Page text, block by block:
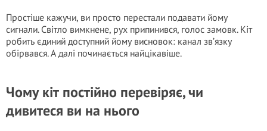
Простіше кажучи, ви просто перестали подавати йому
сигнали. Світло вимкнене, рух припинився, голос замовк. Кіт
робить єдиний доступний йому висновок: канал зв’язку
обірвався. А далі починається найцікавіше.
Чому кіт постійно перевіряє, чи
дивитеся ви на нього